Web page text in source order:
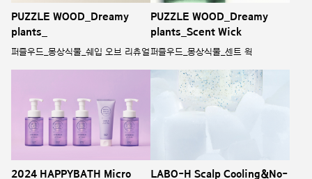
PUZZLE WOOD_Dreamy
plants_
퍼즐우드_몽상식물_쉐입 오브 리츄얼
PUZZLE WOOD_Dreamy
plants_Scent Wick
퍼즐우드_몽상식물_센트 윅
2024 HAPPYBATH Micro LABO-H Scalp Cooling&No-